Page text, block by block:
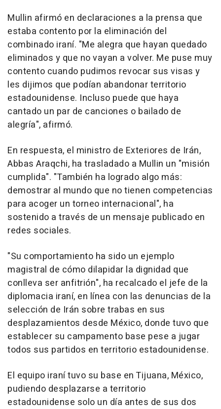
Mullin afirmó en declaraciones a la prensa que
estaba contento por la eliminación del
combinado iraní. "Me alegra que hayan quedado
eliminados y que no vayan a volver. Me puse muy
contento cuando pudimos revocar sus visas y
les dijimos que podían abandonar territorio
estadounidense. Incluso puede que haya
cantado un par de canciones o bailado de
alegría", afirmó.
En respuesta, el ministro de Exteriores de Irán,
Abbas Araqchi, ha trasladado a Mullin un "misión
cumplida". "También ha logrado algo más:
demostrar al mundo que no tienen competencias
para acoger un torneo internacional", ha
sostenido a través de un mensaje publicado en
redes sociales.
"Su comportamiento ha sido un ejemplo
magistral de cómo dilapidar la dignidad que
conlleva ser anfitrión", ha recalcado el jefe de la
diplomacia iraní, en línea con las denuncias de la
selección de Irán sobre trabas en sus
desplazamientos desde México, donde tuvo que
establecer su campamento base pese a jugar
todos sus partidos en territorio estadounidense.
El equipo iraní tuvo su base en Tijuana, México,
pudiendo desplazarse a territorio
estadounidense solo un día antes de sus dos